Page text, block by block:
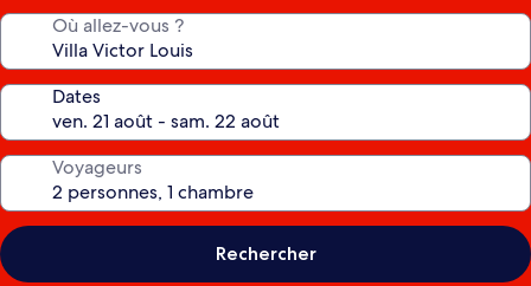
Où allez-vous ?
Dates
Voyageurs
Rechercher